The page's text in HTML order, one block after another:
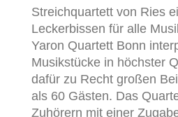
Streichquartett von Ries
Leckerbissen für alle
Yaron Quartett Bonn
Musikstücke in höchster
dafür zu Recht großen
als 60 Gästen. Das
Zuhörern mit einer